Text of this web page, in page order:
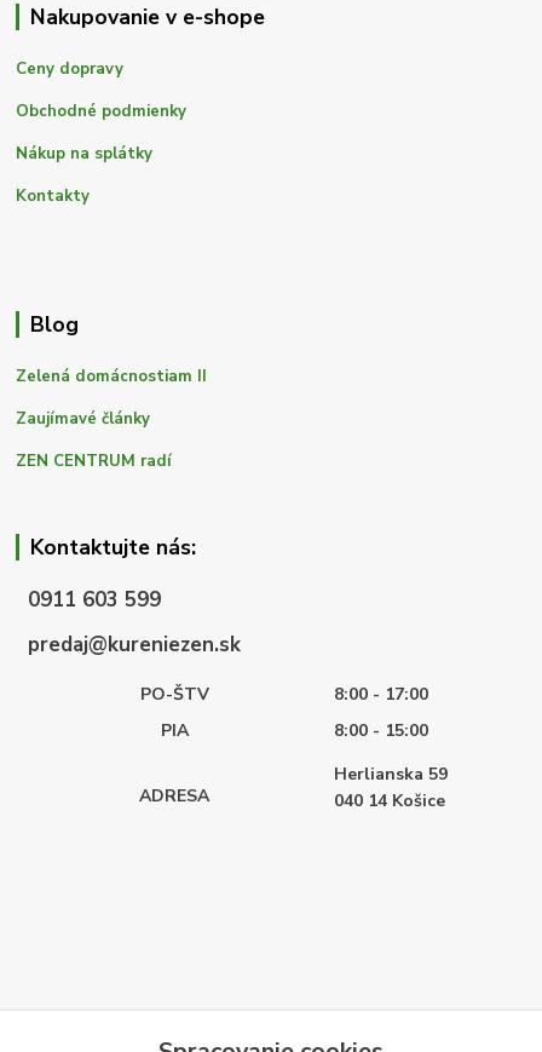
Nakupovanie v e-shope
Ceny dopravy
Obchodné podmienky
Nákup na splátky
Kontakty
Blog
Zelená domácnostiam II
Zaujímavé články
ZEN CENTRUM radí
Kontaktujte nás:
0911 603 599
predaj@kureniezen.sk
PO-ŠTV
8:00 - 17:00
PIA
8:00 - 15:00
ADRESA
Herlianska 59
040 14 Košice